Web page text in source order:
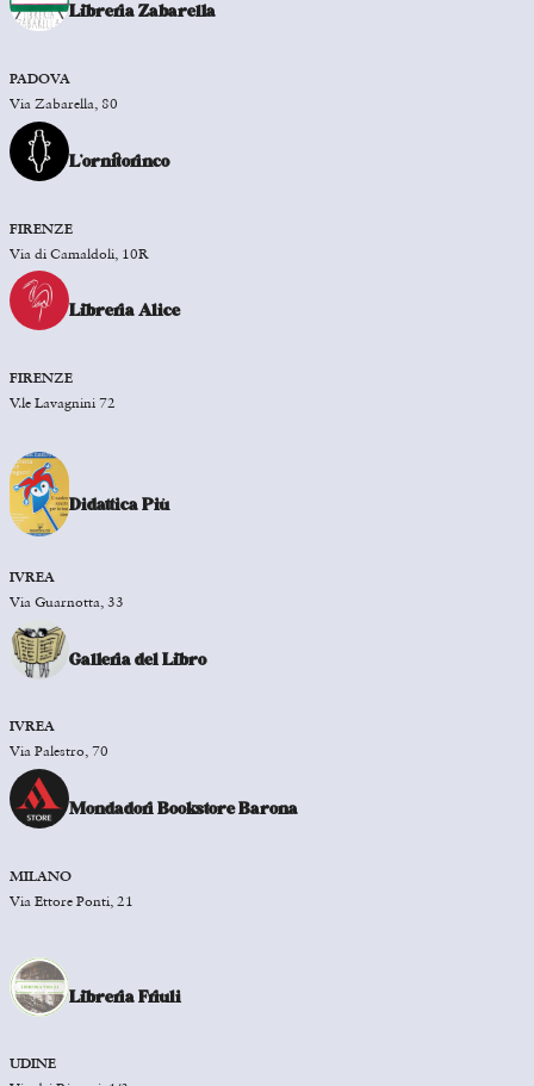
Libreria Zabarella
PADOVA
Via Zabarella, 80
L’ornitorinco
FIRENZE
Via di Camaldoli, 10R
Libreria Alice
FIRENZE
V.le Lavagnini 72
Didattica Più
IVREA
Via Guarnotta, 33
Galleria del Libro
IVREA
Via Palestro, 70
Mondadori Bookstore Barona
MILANO
Via Ettore Ponti, 21
Libreria Friuli
UDINE